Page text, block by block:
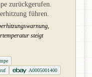
zurückgerufen.
führen.
steigt
A0005001400